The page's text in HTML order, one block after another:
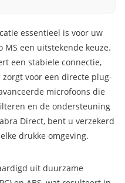
essentieel is voor uw
MS een uitstekende keuze.
een stabiele connectie,
voor een directe plug-
microfoons die
en de ondersteuning
Direct, bent u verzekerd
drukke omgeving.
uit duurzame